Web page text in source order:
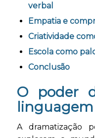
verbal
Empatia e
Criatividade
Escola como
Conclusão
O poder
A dramatização